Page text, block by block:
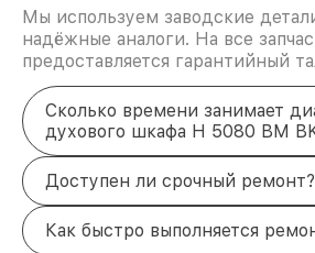
Мы используем заводские
надёжные аналоги. На все
предоставляется гарантийный
Сколько времени занимает
духового шкафа H 5080 BM
Доступен ли срочный ремонт?
Как быстро выполняется